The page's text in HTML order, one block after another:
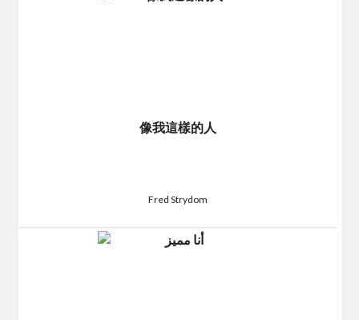
像我這樣的人
Fred Strydom